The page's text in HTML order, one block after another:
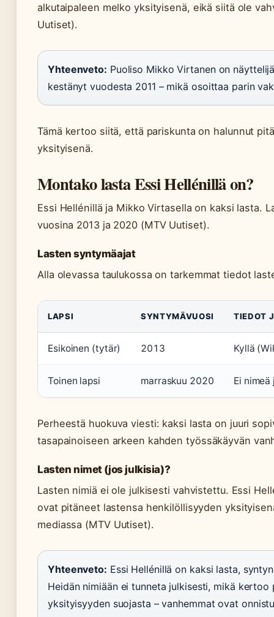
alkutaipaleen melko yksityisenä, eikä siitä ole
Uutiset).
Yhteenveto: Puoliso Mikko Virtanen on
kestänyt vuodesta 2011 – mikä osoittaa parin
Tämä kertoo siitä, että pariskunta on halunnut
yksityisenä.
Montako lasta Essi Hellénillä on?
Essi Hellénillä ja Mikko Virtasella on kaksi lasta.
vuosina 2013 ja 2020 (MTV Uutiset).
Lasten syntymäajat
Alla olevassa taulukossa on tarkemmat tiedot
LAPSI SYNTYMÄVUOSI TIEDOT
Esikoinen (tytär) 2013 Kyllä
Toinen lapsi marraskuu 2020 Ei
Perheestä huokuva viesti: kaksi lasta on juuri
tasapainoiseen arkeen kahden työssäkäyvän
Lasten nimet (jos julkisia)?
Lasten nimiä ei ole julkisesti vahvistettu. Essi
ovat pitäneet lastensa henkilöllisyyden
mediassa (MTV Uutiset).
Yhteenveto: Essi Hellénillä on kaksi lasta,
Heidän nimiään ei tunneta julkisesti, mikä kertoo
yksityisyyden suojasta – vanhemmat ovat